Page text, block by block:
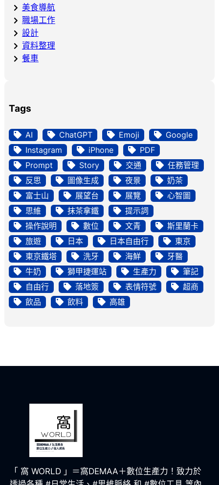
美食導航
職場工作
設計
資料整理
餐車
Tags
AI ChatGPT Emoji
Google
Instagram
iPhone
PDF
Prompt
Story 交通
任務管理
反思
圖像生成 夜景
奶茶
富士山
展望台 展覽
心智圖
思維
抹茶拿鐵
提示詞
操作說明
數位 文青
斯里蘭卡
旅遊
日本 日本自由行
東京
東京鐵塔
洗牙 海鮮
牙醫
牛奶
獅甲捷運站 生產力
筆記
自由行
落地簽 表情符號
超商
飲品
飲料 高雄
「 窩 WORLD 」＝窩DEMAA＋數位生產力！致力於